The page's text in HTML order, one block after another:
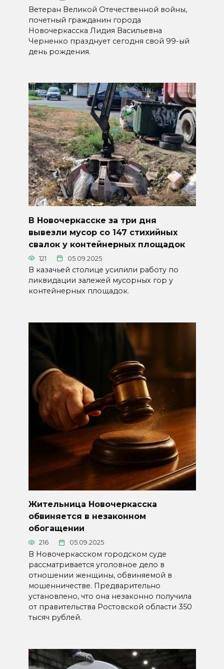
Ветеран Великой Отечественной войны,
почетный гражданин города
Новочеркасска Лидия Васильевна
Черненко празднует сегодня свой 99-ый
день рождения.
В Новочеркасске за три дня
вывезли мусор со 147 стихийных
свалок у контейнерных площадок
121 05.09.2025
В казачьей столице усилили работу по
ликвидации залежей мусорных гор у
контейнерных площадок.
Жительница Новочеркасска
обвиняется в незаконном
обогащении
216 05.09.2025
В Новочеркасском городском суде
рассматривается уголовное дело в
отношении женщины, обвиняемой в
мошенничестве. Предварительно
установлено, что она незаконно получила
от правительства Ростовской области 350
тысяч рублей.